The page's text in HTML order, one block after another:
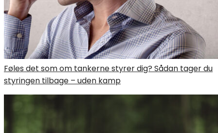
Føles det som om tankerne styrer dig? Sådan tager du
styringen tilbage – uden kamp